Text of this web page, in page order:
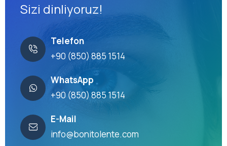
Sizi dinliyoruz!
Telefon
+90 (850) 885 1514
WhatsApp
+90 (850) 885 1514
E-Mail
info@bonitolente.com